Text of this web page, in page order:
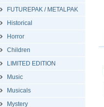
FUTUREPAK / METALPAK
Historical
Horror
Children
LIMITED EDITION
Music
Musicals
Mystery